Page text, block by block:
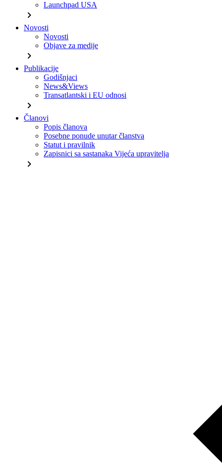
Launchpad USA
chevron_right
Novosti
Novosti
Objave za medije
chevron_right
Publikacije
Godišnjaci
News&Views
Transatlantski i EU odnosi
chevron_right
Članovi
Popis članova
Posebne ponude unutar članstva
Statut i pravilnik
Zapisnici sa sastanaka Vijeća upravitelja
chevron_right